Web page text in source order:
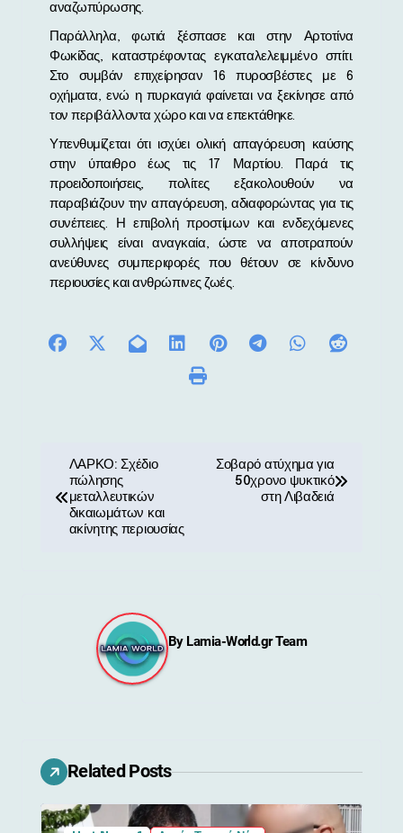
αναζωπύρωσης.
Παράλληλα, φωτιά ξέσπασε και στην Αρτοτίνα
Φωκίδας, καταστρέφοντας εγκαταλελειμμένο σπίτι.
Στο συμβάν επιχείρησαν 16 πυροσβέστες με 6
οχήματα, ενώ η πυρκαγιά φαίνεται να ξεκίνησε από
τον περιβάλλοντα χώρο και να επεκτάθηκε.
Υπενθυμίζεται ότι ισχύει ολική απαγόρευση καύσης
στην ύπαιθρο έως τις 17 Μαρτίου. Παρά τις
προειδοποιήσεις, πολίτες εξακολουθούν να
παραβιάζουν την απαγόρευση, αδιαφορώντας για τις
συνέπειες. Η επιβολή προστίμων και ενδεχόμενες
συλλήψεις είναι αναγκαία, ώστε να αποτραπούν
ανεύθυνες συμπεριφορές που θέτουν σε κίνδυνο
περιουσίες και ανθρώπινες ζωές.
ά
ρ
ΛΑΡΚΟ: Σχέδιο
πώλησης
μεταλλευτικών
δικαιωμάτων και
ακίνητης περιουσίας
Σοβαρό ατύχημα για
50χρονο ψυκτικό
στη Λιβαδειά
By Lamia-World.gr Team
Related Posts